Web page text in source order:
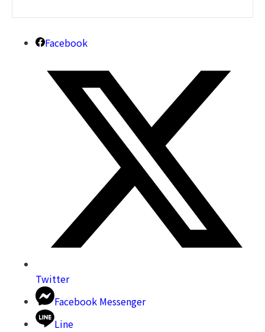
Facebook
Twitter
Facebook Messenger
Line